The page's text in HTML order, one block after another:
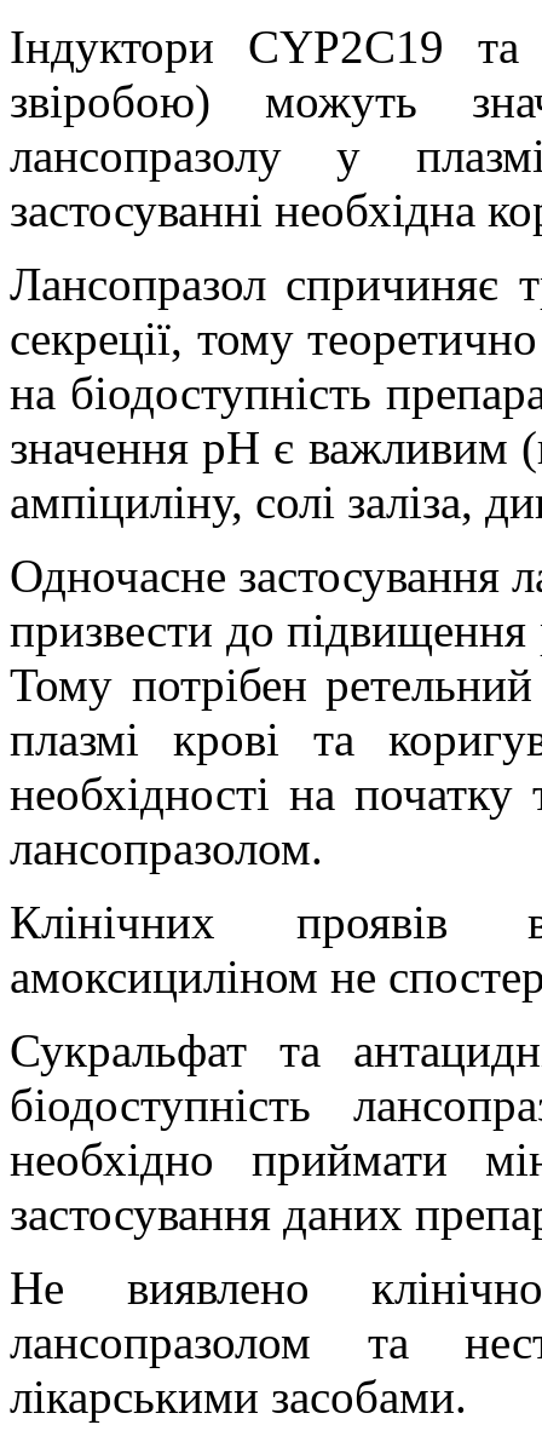
Індуктори CYP2С19
звіробою) можуть
лансопразолу у
застосуванні необхідна
Лансопразол спричиняє
секреції, тому
на біодоступність
значення рН є важливим
ампіциліну, солі заліза,
Одночасне застосування
призвести до підвищення
Тому потрібен
плазмі крові та
необхідності на
лансопразолом.
Клінічних проявів
амоксициліном не
Сукральфат та
біодоступність
необхідно приймати
застосування даних
Не виявлено
лансопразолом та
лікарськими засобами.